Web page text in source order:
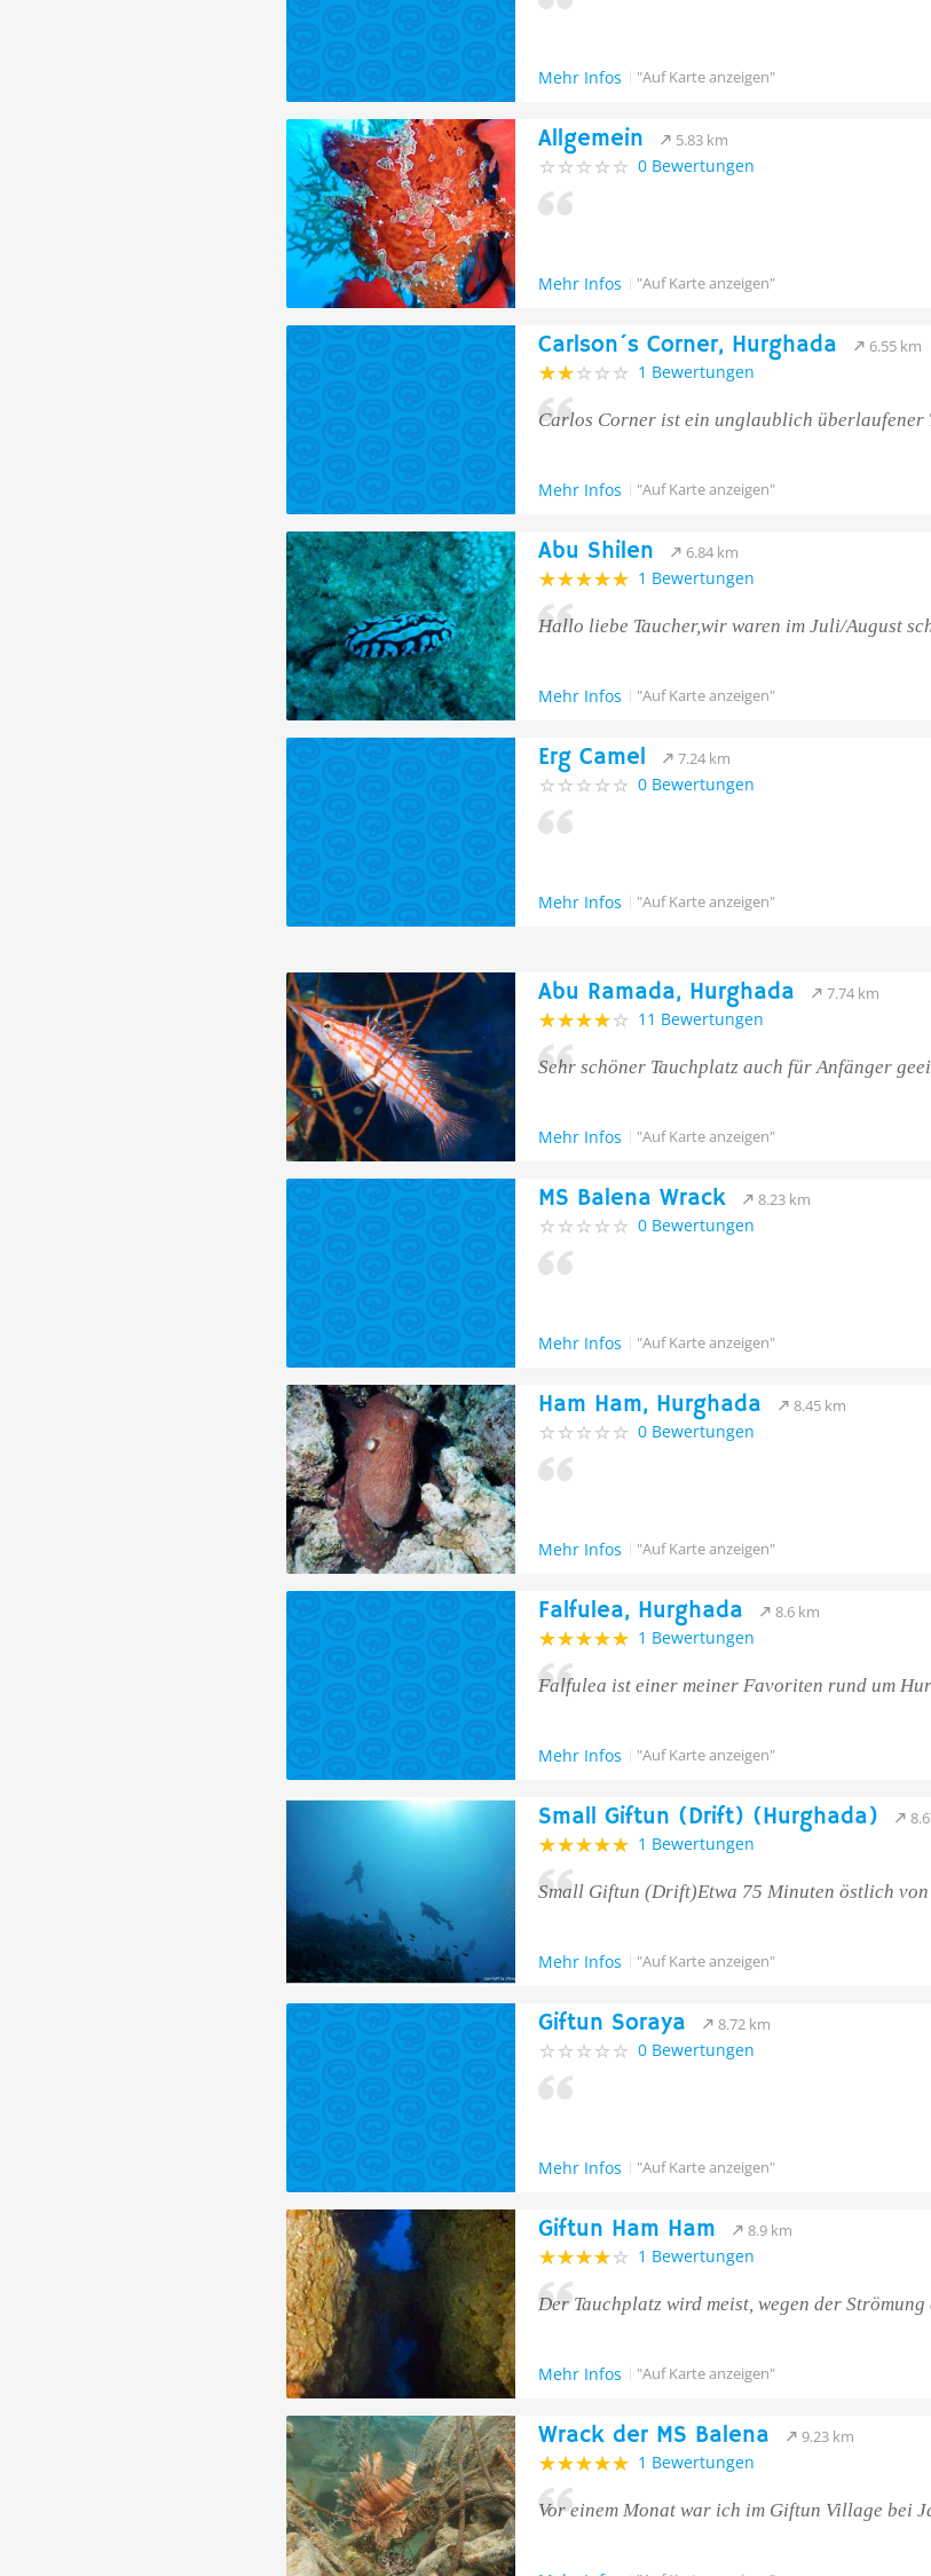
Mehr Infos "Auf Karte anzeigen"
Allgemein 5.83 km
0 Bewertungen
Mehr Infos "Auf Karte anzeigen"
Carlson´s Corner, Hurghada 6.55 km
1 Bewertungen
Carlos Corner ist ein unglaublich überlaufener
Mehr Infos "Auf Karte anzeigen"
Abu Shilen 6.84 km
1 Bewertungen
Hallo liebe Taucher,wir waren im Juli/August
Mehr Infos "Auf Karte anzeigen"
Erg Camel 7.24 km
0 Bewertungen
Mehr Infos "Auf Karte anzeigen"
Abu Ramada, Hurghada 7.74 km
11 Bewertungen
Sehr schöner Tauchplatz auch für Anfänger
Mehr Infos "Auf Karte anzeigen"
MS Balena Wrack 8.23 km
0 Bewertungen
Mehr Infos "Auf Karte anzeigen"
Ham Ham, Hurghada 8.45 km
0 Bewertungen
Mehr Infos "Auf Karte anzeigen"
Falfulea, Hurghada 8.6 km
1 Bewertungen
Falfulea ist einer meiner Favoriten rund um
Mehr Infos "Auf Karte anzeigen"
Small Giftun (Drift) (Hurghada)
1 Bewertungen
Small Giftun (Drift)Etwa 75 Minuten östlich von
Mehr Infos "Auf Karte anzeigen"
Giftun Soraya 8.72 km
0 Bewertungen
Mehr Infos "Auf Karte anzeigen"
Giftun Ham Ham 8.9 km
1 Bewertungen
Der Tauchplatz wird meist, wegen der Strömung
Mehr Infos "Auf Karte anzeigen"
Wrack der MS Balena 9.23 km
1 Bewertungen
Vor einem Monat war ich im Giftun Village bei